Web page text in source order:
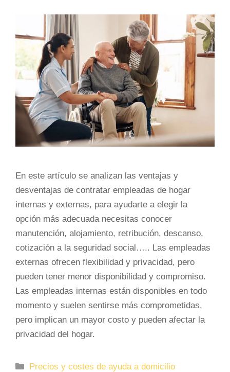
En este artículo se analizan las ventajas y
desventajas de contratar empleadas de hogar
internas y externas, para ayudarte a elegir la
opción más adecuada necesitas conocer
manutención, alojamiento, retribución, descanso,
cotización a la seguridad social….. Las empleadas
externas ofrecen flexibilidad y privacidad, pero
pueden tener menor disponibilidad y compromiso.
Las empleadas internas están disponibles en todo
momento y suelen sentirse más comprometidas,
pero implican un mayor costo y pueden afectar la
privacidad del hogar.
Categorías
Precios y costes de ayuda a domicilio